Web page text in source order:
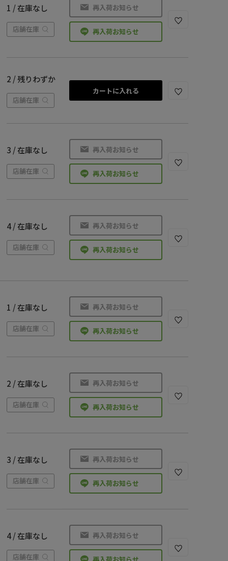
1 / 在庫なし
店舗在庫
再入荷お知らせ
再入荷お知らせ
2 / 残りわずか
店舗在庫
カートに入れる
3 / 在庫なし
店舗在庫
再入荷お知らせ
再入荷お知らせ
4 / 在庫なし
店舗在庫
再入荷お知らせ
再入荷お知らせ
1 / 在庫なし
店舗在庫
再入荷お知らせ
再入荷お知らせ
2 / 在庫なし
店舗在庫
再入荷お知らせ
再入荷お知らせ
3 / 在庫なし
店舗在庫
再入荷お知らせ
再入荷お知らせ
4 / 在庫なし
店舗在庫
再入荷お知らせ